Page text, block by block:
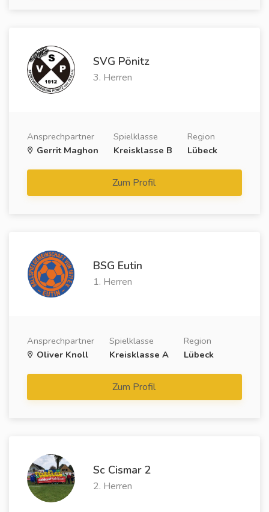
SVG Pönitz
3. Herren
Ansprechpartner
Gerrit Maghon
Spielklasse
Kreisklasse B
Region
Lübeck
Zum Profil
BSG Eutin
1. Herren
Ansprechpartner
Oliver Knoll
Spielklasse
Kreisklasse A
Region
Lübeck
Zum Profil
Sc Cismar 2
2. Herren